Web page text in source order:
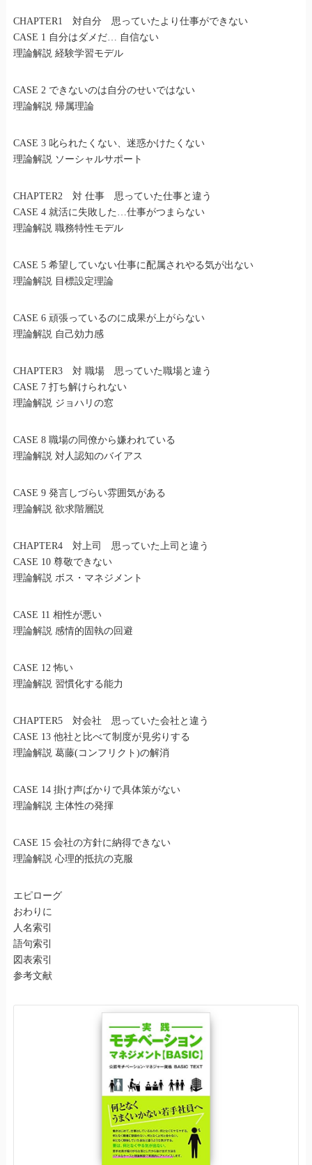
CHAPTER1 対自分 思っていたより仕事ができない
CASE 1 自分はダメだ… 自信ない
理論解説 経験学習モデル
CASE 2 できないのは自分のせいではない
理論解説 帰属理論
CASE 3 叱られたくない、迷惑かけたくない
理論解説 ソーシャルサポート
CHAPTER2 対 仕事 思っていた仕事と違う
CASE 4 就活に失敗した…仕事がつまらない
理論解説 職務特性モデル
CASE 5 希望していない仕事に配属されやる気が出ない
理論解説 目標設定理論
CASE 6 頑張っているのに成果が上がらない
理論解説 自己効力感
CHAPTER3 対 職場 思っていた職場と違う
CASE 7 打ち解けられない
理論解説 ジョハリの窓
CASE 8 職場の同僚から嫌われている
理論解説 対人認知のバイアス
CASE 9 発言しづらい雰囲気がある
理論解説 欲求階層説
CHAPTER4 対上司 思っていた上司と違う
CASE 10 尊敬できない
理論解説 ボス・マネジメント
CASE 11 相性が悪い
理論解説 感情的固執の回避
CASE 12 怖い
理論解説 習慣化する能力
CHAPTER5 対会社 思っていた会社と違う
CASE 13 他社と比べて制度が見劣りする
理論解説 葛藤(コンフリクト)の解消
CASE 14 掛け声ばかりで具体策がない
理論解説 主体性の発揮
CASE 15 会社の方針に納得できない
理論解説 心理的抵抗の克服
エピローグ
おわりに
人名索引
語句索引
図表索引
参考文献